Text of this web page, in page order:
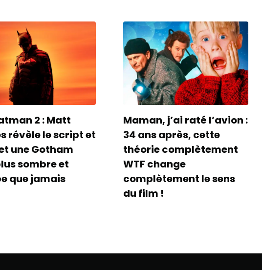
2 : Matt
révèle le script et
une Gotham
sombre et
que jamais
Maman, j’ai raté l’avion :
34 ans après, cette
théorie complètement
WTF change
complètement le sens
du film !